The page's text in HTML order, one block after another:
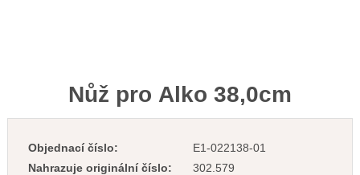
Nůž pro Alko 38,0cm
Objednací číslo:
E1-022138-01
Nahrazuje originální číslo:
302.579